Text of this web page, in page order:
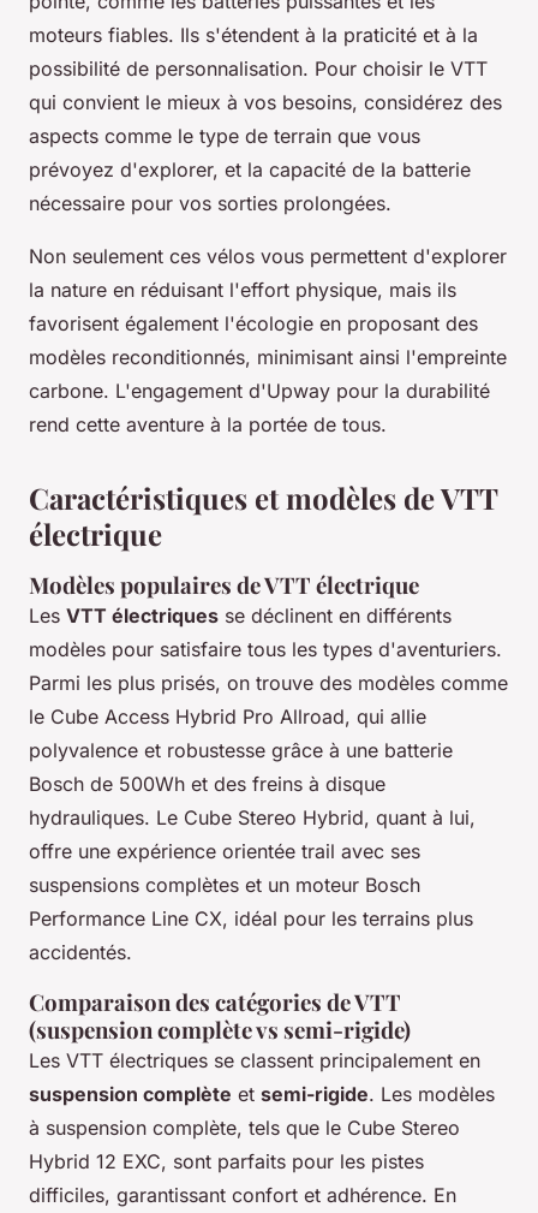
moteurs fiables. Ils s'étendent à la praticité et à la
possibilité de personnalisation. Pour choisir le VTT
qui convient le mieux à vos besoins, considérez des
aspects comme le type de terrain que vous
prévoyez d'explorer, et la capacité de la batterie
nécessaire pour vos sorties prolongées.
Non seulement ces vélos vous permettent d'explorer
la nature en réduisant l'effort physique, mais ils
favorisent également l'écologie en proposant des
modèles reconditionnés, minimisant ainsi l'empreinte
carbone. L'engagement d'Upway pour la durabilité
rend cette aventure à la portée de tous.
Caractéristiques et modèles de VTT
électrique
Modèles populaires de VTT électrique
Les VTT électriques se déclinent en différents
modèles pour satisfaire tous les types d'aventuriers.
Parmi les plus prisés, on trouve des modèles comme
le Cube Access Hybrid Pro Allroad, qui allie
polyvalence et robustesse grâce à une batterie
Bosch de 500Wh et des freins à disque
hydrauliques. Le Cube Stereo Hybrid, quant à lui,
offre une expérience orientée trail avec ses
suspensions complètes et un moteur Bosch
Performance Line CX, idéal pour les terrains plus
accidentés.
Comparaison des catégories de VTT
(suspension complète vs semi-rigide)
Les VTT électriques se classent principalement en
suspension complète et semi-rigide. Les modèles
à suspension complète, tels que le Cube Stereo
Hybrid 12 EXC, sont parfaits pour les pistes
difficiles, garantissant confort et adhérence. En